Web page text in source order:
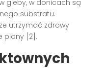
gleby, w donicach są
substratu.
utrzymać zdrowy
plony [2].